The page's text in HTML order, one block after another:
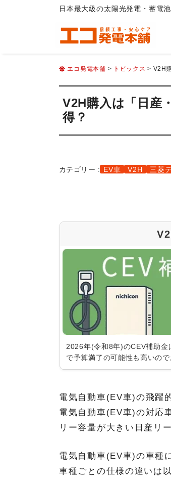
日本最大級の太陽光発電・蓄電
エコ発電本舗 > トピックス > V2H
V2H購入は「日産
得？
カテゴリー : EV車 V2H 三菱
2026年(令和8年)のCEV補助金
で予算満了の可能性も高いの
電気自動車(EV車)の飛躍
電気自動車(EV車)の対応
リー容量が大きい日産リ
電気自動車(EV車)の車種
車種ごとの仕様の違いは